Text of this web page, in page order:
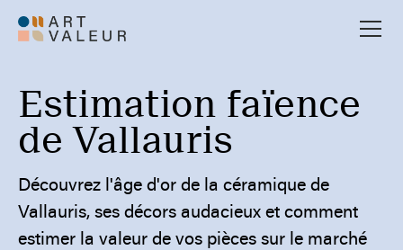
Estimation faïence
de Vallauris
Découvrez l'âge d'or de la céramique de
Vallauris, ses décors audacieux et comment
estimer la valeur de vos pièces sur le marché